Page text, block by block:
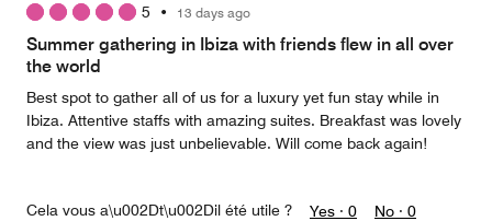
5 • 13 days ago
Summer gathering in Ibiza with friends flew in all over
the world
Best spot to gather all of us for a luxury yet fun stay while in
Ibiza. Attentive staffs with amazing suites. Breakfast was lovely
and the view was just unbelievable. Will come back again!
Cela vous a\u002Dt\u002Dil été utile ? Yes · 0 No · 0